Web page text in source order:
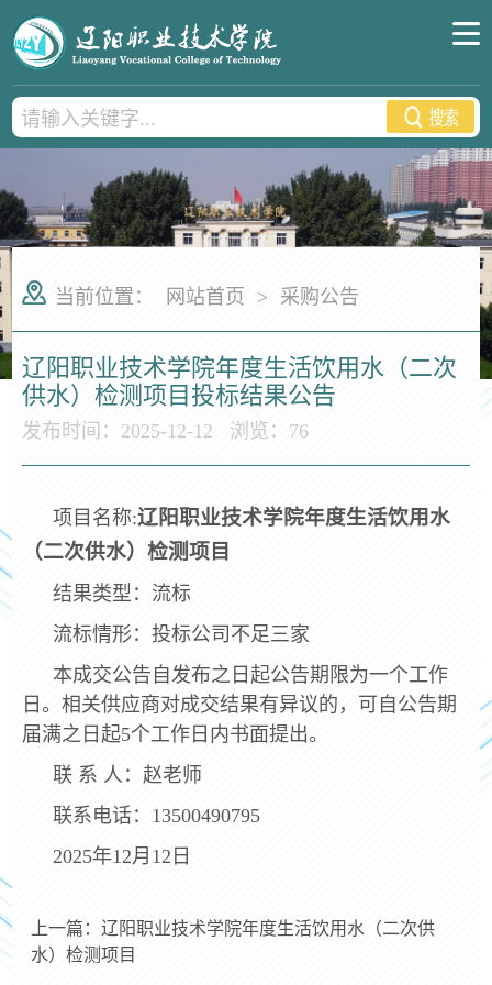
当前位置： 网站首页 > 采购公告
辽阳职业技术学院年度生活饮用水（二次
供水）检测项目投标结果公告
发布时间：2025-12-12 浏览： 76
项目名称:辽阳职业技术学院年度生活饮用水
（二次供水）检测项目
结果类型：流标
流标情形：投标公司不足三家
本成交公告自发布之日起公告期限为一个工作
日。相关供应商对成交结果有异议的，可自公告期
届满之日起5个工作日内书面提出。
联 系 人：赵老师
联系电话：13500490795
2025年12月12日
上一篇：辽阳职业技术学院年度生活饮用水（二次供
水）检测项目